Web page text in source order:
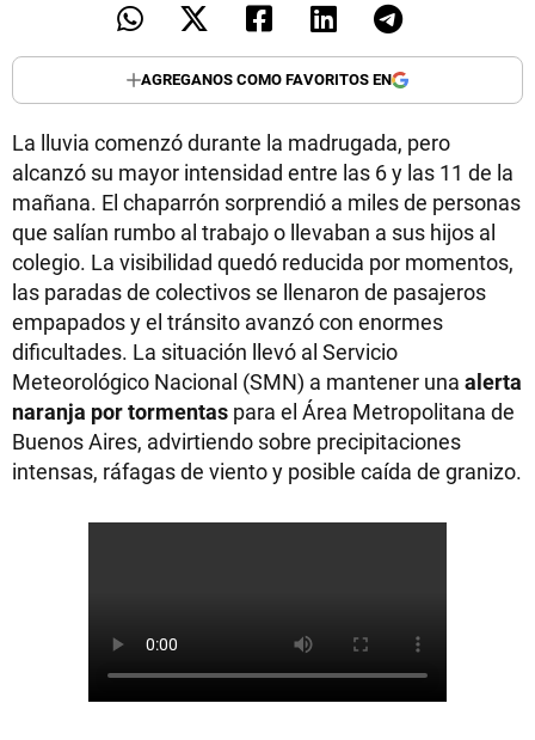
AGREGANOS COMO FAVORITOS EN
La lluvia comenzó durante la madrugada, pero
alcanzó su mayor intensidad entre las 6 y las 11 de la
mañana. El chaparrón sorprendió a miles de personas
que salían rumbo al trabajo o llevaban a sus hijos al
colegio. La visibilidad quedó reducida por momentos,
las paradas de colectivos se llenaron de pasajeros
empapados y el tránsito avanzó con enormes
dificultades. La situación llevó al Servicio
Meteorológico Nacional (SMN) a mantener una alerta
naranja por tormentas para el Área Metropolitana de
Buenos Aires, advirtiendo sobre precipitaciones
intensas, ráfagas de viento y posible caída de granizo.